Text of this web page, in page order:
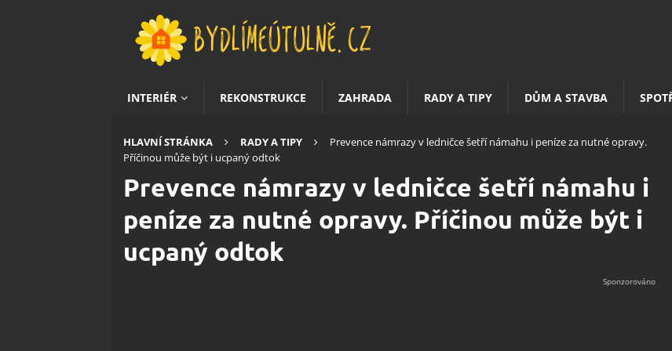
INTERIÉR REKONSTRUKCE ZAHRADA RADY A TIPY DŮM A STAVBA
HLAVNÍ STRÁNKA RADY A TIPY
Prevence námrazy v ledničce šetří námahu i peníze za nutné opravy.
Příčinou může být i ucpaný odtok
Prevence námrazy v ledničce šetří námahu i
peníze za nutné opravy. Příčinou může být i
ucpaný odtok